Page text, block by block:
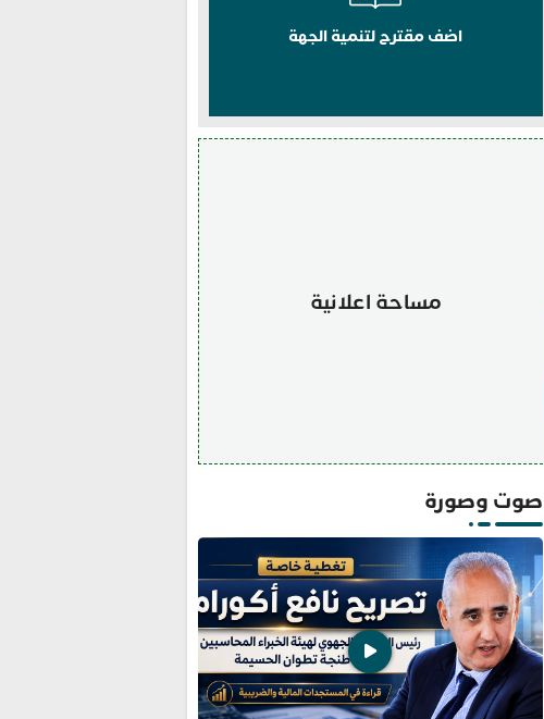
اضف مقترح لتنمية الجهة
مساحة اعلانية
صوت وصورة